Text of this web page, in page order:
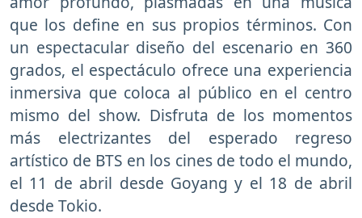
que los define en sus propios términos. Con
un espectacular diseño del escenario en 360
grados, el espectáculo ofrece una experiencia
inmersiva que coloca al público en el centro
mismo del show. Disfruta de los momentos
más electrizantes del esperado regreso
artístico de BTS en los cines de todo el mundo,
el 11 de abril desde Goyang y el 18 de abril
desde Tokio.